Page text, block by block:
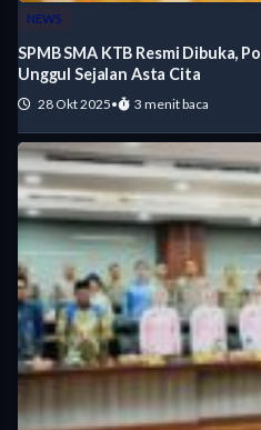
NEWS
SPMB SMA KTB Resmi Dibuka,
Unggul Sejalan Asta Cita
28 Okt 2025• 3 menit baca